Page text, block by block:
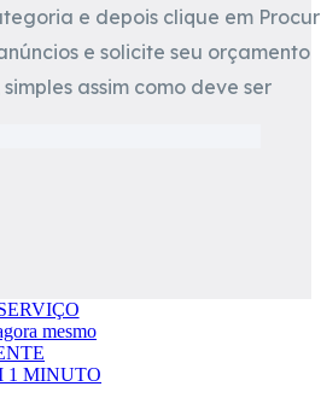
e depois clique em
e solicite seu orçamento
simples assim como deve ser
mesmo
1 MINUTO